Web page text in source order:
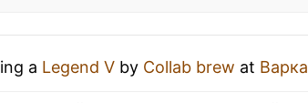
a Legend V by Collab brew at Варка